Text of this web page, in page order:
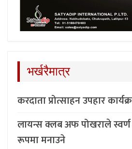
भर्खरैमात्र
करदाता प्रोत्साहन उपहार
लायन्स क्लब अफ पोखराले
रूपमा मनाउने